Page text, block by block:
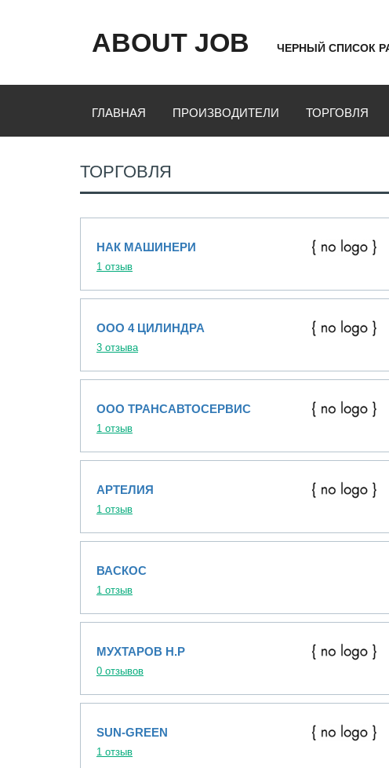
ABOUT JOB ЧЕРНЫЙ СПИСОК
ГЛАВНАЯ ПРОИЗВОДИТЕЛИ ТОРГОВЛЯ
ТОРГОВЛЯ
НАК МАШИНЕРИ
1 отзыв
ООО 4 ЦИЛИНДРА
3 отзыва
ООО ТРАНСАВТОСЕРВИС
1 отзыв
АРТЕЛИЯ
1 отзыв
ВАСКОС
1 отзыв
МУХТАРОВ Н.Р
0 отзывов
SUN-GREEN
1 отзыв